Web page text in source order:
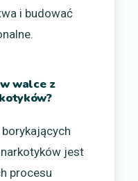
i budować
walce z
jest
procesu